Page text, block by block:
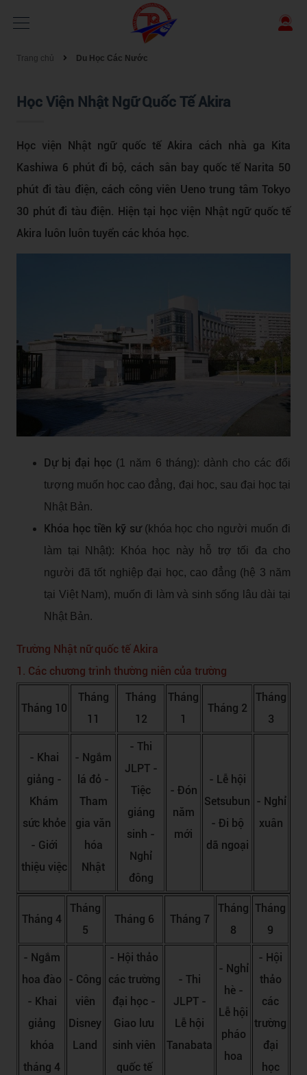
Trang chủ Du Học Các Nước
Học Viện Nhật Ngữ Quốc Tế Akira
Học viện Nhật ngữ quốc tế Akira cách nhà ga Kita
Kashiwa 6 phút đi bộ, cách sân bay quốc tế Narita 50
phút đi tàu điện, cách công viên Ueno trung tâm Tokyo
30 phút đi tàu điện. Hiện tại học viện Nhật ngữ quốc tế
Akira luôn luôn tuyển các khóa học.
Dự bị đại học (1 năm 6 tháng): dành cho các đối
tượng muốn học cao đẳng, đại học, sau đại học tại
Nhật Bản.
Khóa học tiền kỹ sư(khóa học cho người muốn đi
làm tại Nhật): Khóa học này hỗ trợ tối đa cho
người đã tốt nghiệp đại học, cao đẳng (hệ 3 năm
tại Việt Nam), muốn đi làm và sinh sống lâu dài tại
Nhật Bản.
Trường Nhật nữ quốc tế Akira
1. Các chương trình thường niên của trường
Tháng 10
Tháng
11
Tháng
12
Tháng
1
Tháng 2
Tháng
3
- Khai
giảng -
Khám
sức khỏe
- Giới
thiệu việc
- Ngắm
lá đỏ -
Tham
gia văn
hóa
Nhật
- Thi
JLPT -
Tiệc
giáng
sinh -
Nghỉ
đông
- Đón
năm
mới
- Lễ hội
Setsubun
- Đi bộ
dã ngoại
- Nghỉ
xuân
Tháng 4
Tháng
5
Tháng 6 Tháng 7
Tháng
8
Tháng
9
- Ngắm
hoa đào
- Khai
giảng
khóa
tháng 4
- Công
viên
Disney
Land
- Hội thảo
các trường
đại học -
Giao lưu
sinh viên
quốc tế
- Thi
JLPT -
Lễ hội
Tanabata
- Nghỉ
hè -
Lễ hội
pháo
hoa
- Hội
thảo
các
trường
đại
học